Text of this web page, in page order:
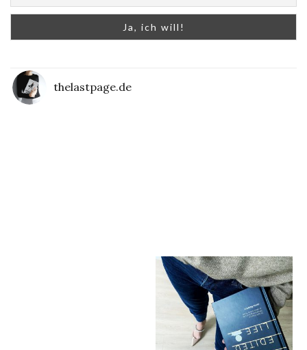
thelastpage.de